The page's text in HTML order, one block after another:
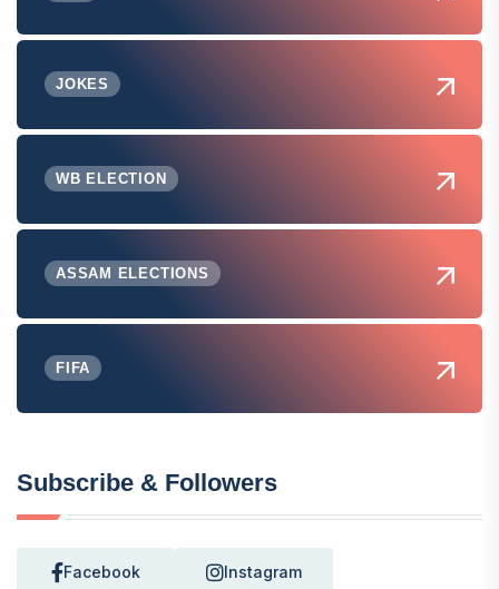
JOKES
WB ELECTION
ASSAM ELECTIONS
FIFA
Subscribe & Followers
Facebook Instagram